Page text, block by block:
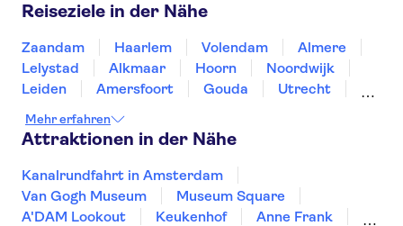
Reiseziele in der Nähe
Zaandam Haarlem Volendam
Almere
Lelystad
Alkmaar Hoorn
Noordwijk
Leiden
Amersfoort Gouda
Utrecht
Mehr erfahren
Attraktionen in der Nähe
Kanalrundfahrt in Amsterdam
Van Gogh Museum
Museum Square
A'DAM Lookout
Keukenhof
Anne Frank